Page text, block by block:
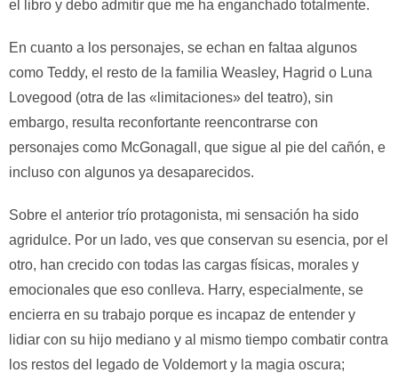
el libro y debo admitir que me ha enganchado totalmente.
En cuanto a los personajes, se echan en faltaa algunos
como Teddy, el resto de la familia Weasley, Hagrid o Luna
Lovegood (otra de las «limitaciones» del teatro), sin
embargo, resulta reconfortante reencontrarse con
personajes como McGonagall, que sigue al pie del cañón, e
incluso con algunos ya desaparecidos.
Sobre el anterior trío protagonista, mi sensación ha sido
agridulce. Por un lado, ves que conservan su esencia, por el
otro, han crecido con todas las cargas físicas, morales y
emocionales que eso conlleva. Harry, especialmente, se
encierra en su trabajo porque es incapaz de entender y
lidiar con su hijo mediano y al mismo tiempo combatir contra
los restos del legado de Voldemort y la magia oscura;